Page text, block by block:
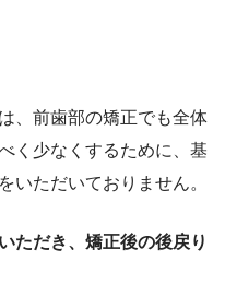
、前歯部の矯正でも全体
く少なくするために、基
いただいておりません。
ただき、矯正後の後戻り